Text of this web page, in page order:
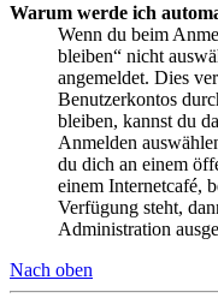
Warum werde ich
Wenn du beim
bleiben“ nicht
angemeldet. Dies
Benutzerkontos
bleiben, kannst du
Anmelden
du dich an einem
einem Internetcafé,
Verfügung steht,
Administration
Nach oben